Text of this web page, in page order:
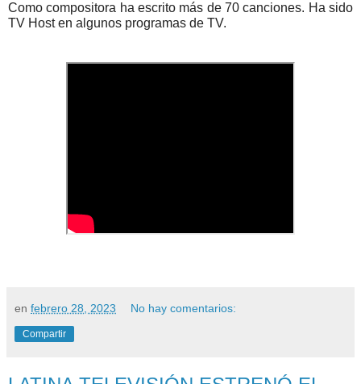
Como compositora ha escrito más de 70 canciones. Ha sido
TV Host en algunos programas de TV.
en febrero 28, 2023 No hay comentarios:
Compartir